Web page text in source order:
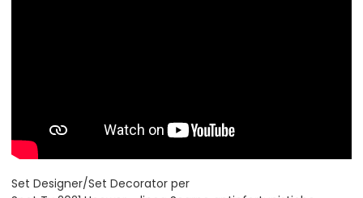
Set Designer/Set Decorator per